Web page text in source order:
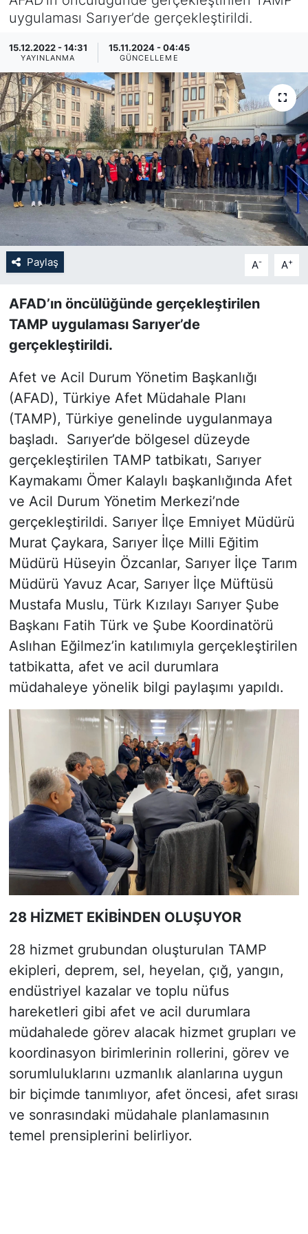
uygulaması Sarıyer’de gerçekleştirildi.
15.12.2022 - 14:31
YAYINLANMA
15.11.2024 - 04:45
GÜNCELLEME
Paylaş A- A+
AFAD’ın öncülüğünde gerçekleştirilen
TAMP uygulaması Sarıyer’de
gerçekleştirildi.
Afet ve Acil Durum Yönetim Başkanlığı
(AFAD), Türkiye Afet Müdahale Planı
(TAMP), Türkiye genelinde uygulanmaya
başladı. Sarıyer’de bölgesel düzeyde
gerçekleştirilen TAMP tatbikatı, Sarıyer
Kaymakamı Ömer Kalaylı başkanlığında Afet
ve Acil Durum Yönetim Merkezi’nde
gerçekleştirildi. Sarıyer İlçe Emniyet Müdürü
Murat Çaykara, Sarıyer İlçe Milli Eğitim
Müdürü Hüseyin Özcanlar, Sarıyer İlçe Tarım
Müdürü Yavuz Acar, Sarıyer İlçe Müftüsü
Mustafa Muslu, Türk Kızılayı Sarıyer Şube
Başkanı Fatih Türk ve Şube Koordinatörü
Aslıhan Eğilmez’in katılımıyla gerçekleştirilen
tatbikatta, afet ve acil durumlara
müdahaleye yönelik bilgi paylaşımı yapıldı.
28 HİZMET EKİBİNDEN OLUŞUYOR
28 hizmet grubundan oluşturulan TAMP
ekipleri, deprem, sel, heyelan, çığ, yangın,
endüstriyel kazalar ve toplu nüfus
hareketleri gibi afet ve acil durumlara
müdahalede görev alacak hizmet grupları ve
koordinasyon birimlerinin rollerini, görev ve
sorumluluklarını uzmanlık alanlarına uygun
bir biçimde tanımlıyor, afet öncesi, afet sırası
ve sonrasındaki müdahale planlamasının
temel prensiplerini belirliyor.
KÖŞE YAZILARI
KÖŞE YAZILARI (Arşiv)
KÜLTÜR SANAT
MAGAZİN
RÖPORTAJ
SAĞLIK
SARIYER HABERLERİ
SARIYER İMAR BARIŞI
SEKTÖR
SİYASET
SON DAKİKA HABERİ
SPOR
TEKNOLOJİ
TÜRKİYE VE DÜNYA GÜNDEMİ
VİDEO GALERİ
YAŞAM